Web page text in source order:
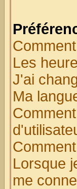
Les
J'ai
Ma
Lorsque
me